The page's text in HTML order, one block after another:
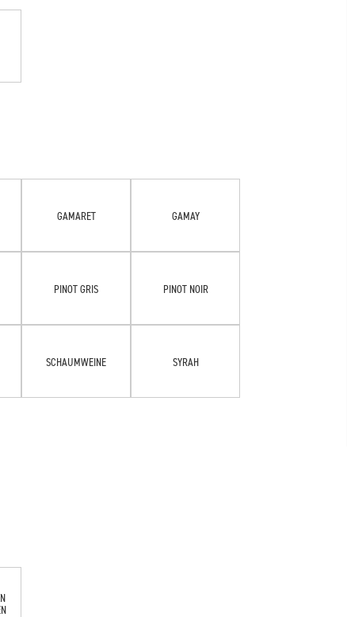
GAMARET GAMAY
PINOT GRIS PINOT NOIR
SCHAUMWEINE SYRAH